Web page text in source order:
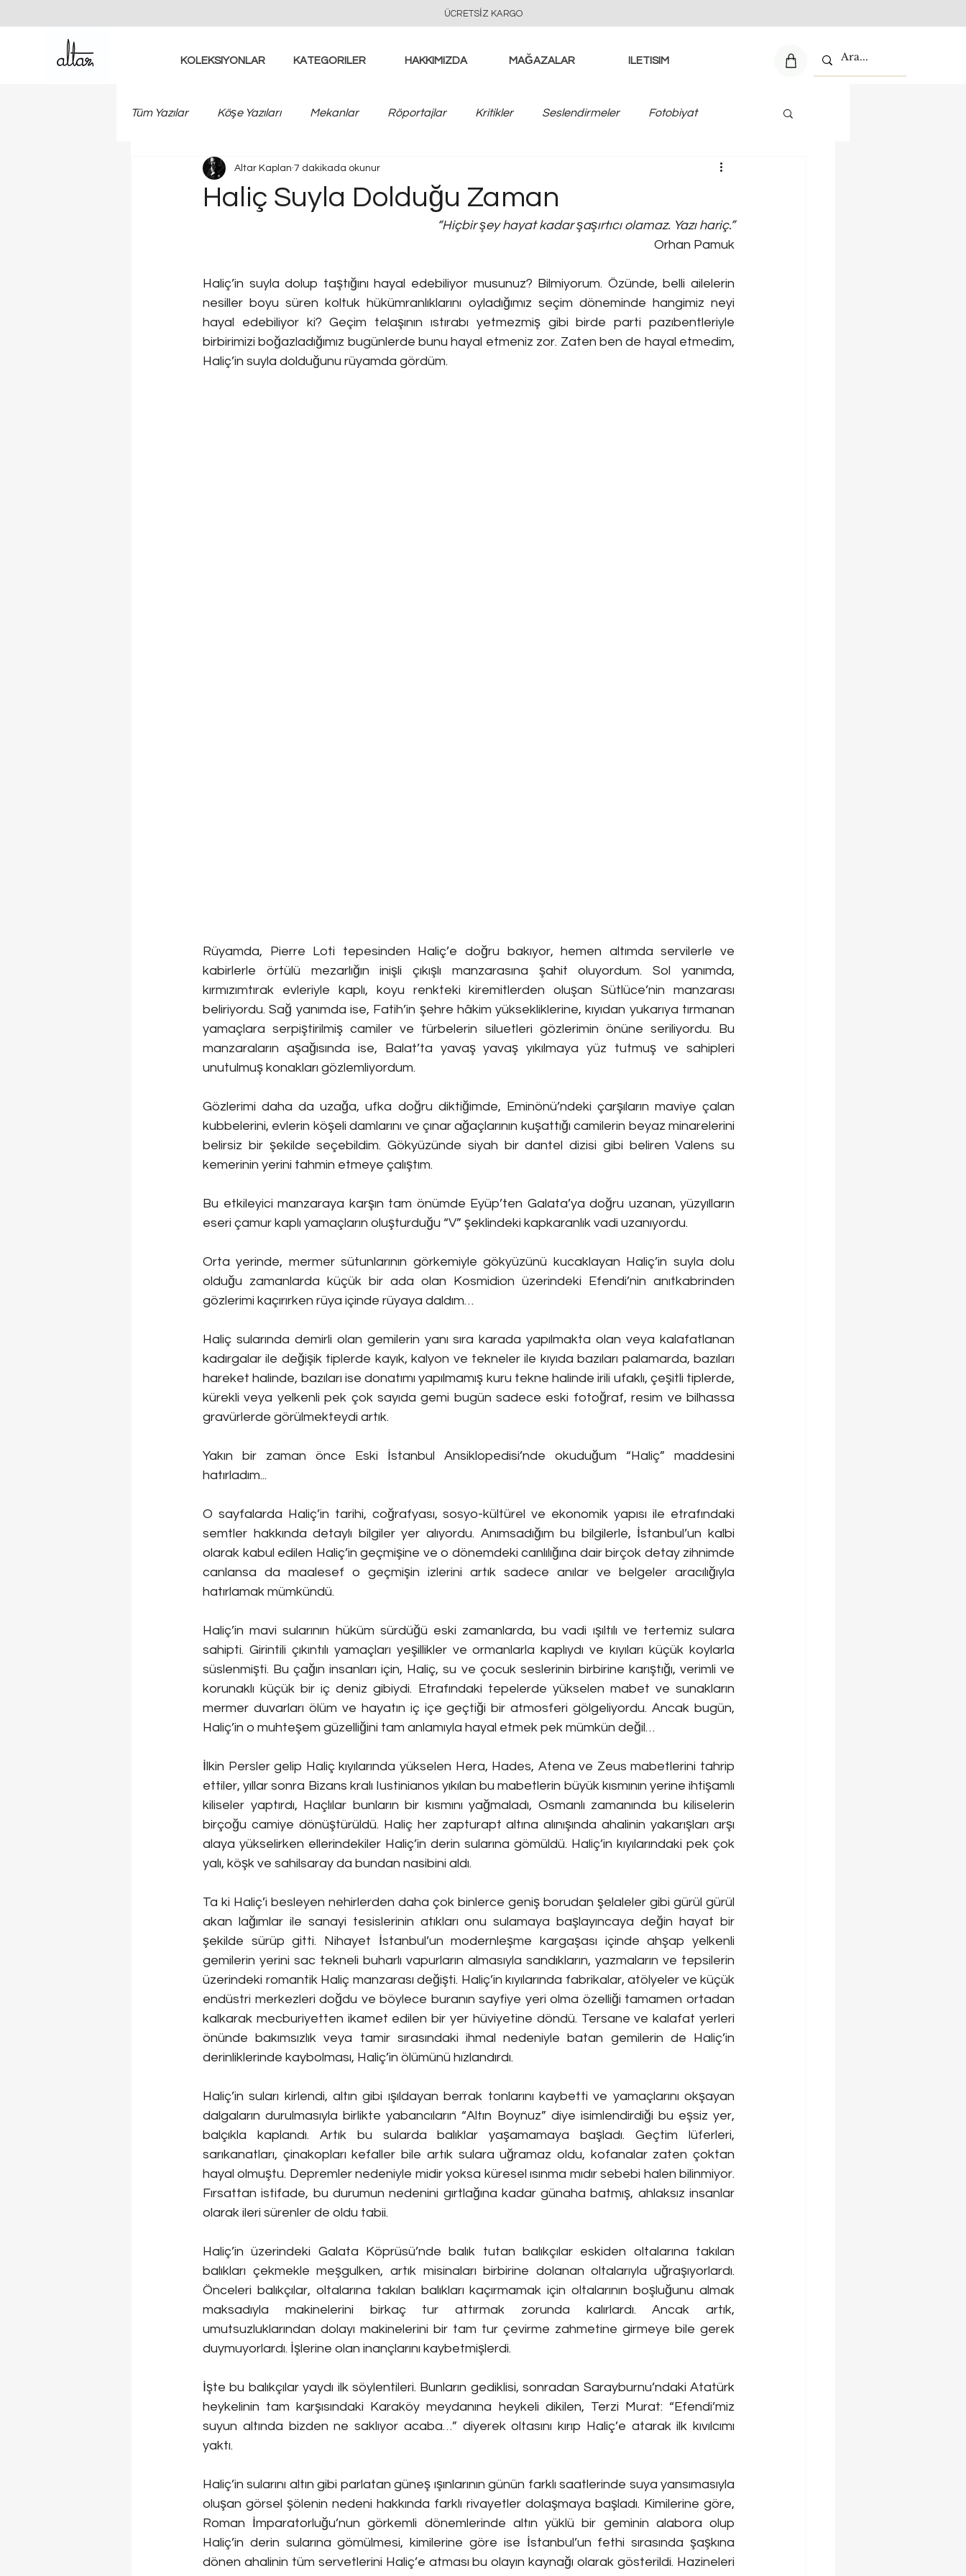
ÜCRETSİZ KARGO
KOLEKSIYONLAR KATEGORILER HAKKIMIZDA MAĞAZALAR ILETISIM
Tüm Yazılar Köşe Yazıları Mekanlar Röportajlar Kritikler Seslendirmeler Fotobiyat
Haliç Suyla Dolduğu Zaman
Altar Kaplan 7 dakikada okunur
“Hiçbir şey hayat kadar şaşırtıcı olamaz. Yazı hariç.”
Orhan Pamuk
Haliç’in suyla dolup taştığını hayal edebiliyor musunuz? Bilmiyorum. Özünde, belli ailelerin
nesiller boyu süren koltuk hükümranlıklarını oyladığımız seçim döneminde hangimiz neyi
hayal edebiliyor ki? Geçim telaşının ıstırabı yetmezmiş gibi birde parti pazıbentleriyle
birbirimizi boğazladığımız bugünlerde bunu hayal etmeniz zor. Zaten ben de hayal etmedim,
Haliç’in suyla dolduğunu rüyamda gördüm.
Rüyamda, Pierre Loti tepesinden Haliç’e doğru bakıyor, hemen altımda servilerle ve
kabirlerle örtülü mezarlığın inişli çıkışlı manzarasına şahit oluyordum. Sol yanımda,
kırmızımtırak evleriyle kaplı, koyu renkteki kiremitlerden oluşan Sütlüce’nin manzarası
beliriyordu. Sağ yanımda ise, Fatih’in şehre hâkim yüksekliklerine, kıyıdan yukarıya tırmanan
yamaçlara serpiştirilmiş camiler ve türbelerin siluetleri gözlerimin önüne seriliyordu. Bu
manzaraların aşağısında ise, Balat’ta yavaş yavaş yıkılmaya yüz tutmuş ve sahipleri
unutulmuş konakları gözlemliyordum.
Gözlerimi daha da uzağa, ufka doğru diktiğimde, Eminönü’ndeki çarşıların maviye çalan
kubbelerini, evlerin köşeli damlarını ve çınar ağaçlarının kuşattığı camilerin beyaz minarelerini
belirsiz bir şekilde seçebildim. Gökyüzünde siyah bir dantel dizisi gibi beliren Valens su
kemerinin yerini tahmin etmeye çalıştım.
Bu etkileyici manzaraya karşın tam önümde Eyüp’ten Galata’ya doğru uzanan, yüzyılların
eseri çamur kaplı yamaçların oluşturduğu “V” şeklindeki kapkaranlık vadi uzanıyordu.
Orta yerinde, mermer sütunlarının görkemiyle gökyüzünü kucaklayan Haliç’in suyla dolu
olduğu zamanlarda küçük bir ada olan Kosmidion üzerindeki Efendi’nin anıtkabrinden
gözlerimi kaçırırken rüya içinde rüyaya daldım…
Haliç sularında demirli olan gemilerin yanı sıra karada yapılmakta olan veya kalafatlanan
kadırgalar ile değişik tiplerde kayık, kalyon ve tekneler ile kıyıda bazıları palamarda, bazıları
hareket halinde, bazıları ise donatımı yapılmamış kuru tekne halinde irili ufaklı, çeşitli tiplerde,
kürekli veya yelkenli pek çok sayıda gemi bugün sadece eski fotoğraf, resim ve bilhassa
gravürlerde görülmekteydi artık.
Yakın bir zaman önce Eski İstanbul Ansiklopedisi’nde okuduğum “Haliç” maddesini
hatırladım...
O sayfalarda Haliç’in tarihi, coğrafyası, sosyo-kültürel ve ekonomik yapısı ile etrafındaki
semtler hakkında detaylı bilgiler yer alıyordu. Anımsadığım bu bilgilerle, İstanbul’un kalbi
olarak kabul edilen Haliç’in geçmişine ve o dönemdeki canlılığına dair birçok detay zihnimde
canlansa da maalesef o geçmişin izlerini artık sadece anılar ve belgeler aracılığıyla
hatırlamak mümkündü.
Haliç’in mavi sularının hüküm sürdüğü eski zamanlarda, bu vadi ışıltılı ve tertemiz sulara
sahipti. Girintili çıkıntılı yamaçları yeşillikler ve ormanlarla kaplıydı ve kıyıları küçük koylarla
süslenmişti. Bu çağın insanları için, Haliç, su ve çocuk seslerinin birbirine karıştığı, verimli ve
korunaklı küçük bir iç deniz gibiydi. Etrafındaki tepelerde yükselen mabet ve sunakların
mermer duvarları ölüm ve hayatın iç içe geçtiği bir atmosferi gölgeliyordu. Ancak bugün,
Haliç’in o muhteşem güzelliğini tam anlamıyla hayal etmek pek mümkün değil…
İlkin Persler gelip Haliç kıyılarında yükselen Hera, Hades, Atena ve Zeus mabetlerini tahrip
ettiler, yıllar sonra Bizans kralı Iustinianos yıkılan bu mabetlerin büyük kısmının yerine ihtişamlı
kiliseler yaptırdı, Haçlılar bunların bir kısmını yağmaladı, Osmanlı zamanında bu kiliselerin
birçoğu camiye dönüştürüldü. Haliç her zapturapt altına alınışında ahalinin yakarışları arşı
alaya yükselirken ellerindekiler Haliç’in derin sularına gömüldü. Haliç’in kıyılarındaki pek çok
yalı, köşk ve sahilsaray da bundan nasibini aldı.
Ta ki Haliç’i besleyen nehirlerden daha çok binlerce geniş borudan şelaleler gibi gürül gürül
akan lağımlar ile sanayi tesislerinin atıkları onu sulamaya başlayıncaya değin hayat bir
şekilde sürüp gitti. Nihayet İstanbul’un modernleşme kargaşası içinde ahşap yelkenli
gemilerin yerini sac tekneli buharlı vapurların almasıyla sandıkların, yazmaların ve tepsilerin
üzerindeki romantik Haliç manzarası değişti. Haliç’in kıyılarında fabrikalar, atölyeler ve küçük
endüstri merkezleri doğdu ve böylece buranın sayfiye yeri olma özelliği tamamen ortadan
kalkarak mecburiyetten ikamet edilen bir yer hüviyetine döndü. Tersane ve kalafat yerleri
önünde bakımsızlık veya tamir sırasındaki ihmal nedeniyle batan gemilerin de Haliç’in
derinliklerinde kaybolması, Haliç’in ölümünü hızlandırdı.
Haliç’in suları kirlendi, altın gibi ışıldayan berrak tonlarını kaybetti ve yamaçlarını okşayan
dalgaların durulmasıyla birlikte yabancıların “Altın Boynuz” diye isimlendirdiği bu eşsiz yer,
balçıkla kaplandı. Artık bu sularda balıklar yaşamamaya başladı. Geçtim lüferleri,
sarıkanatları, çinakopları kefaller bile artık sulara uğramaz oldu, kofanalar zaten çoktan
hayal olmuştu. Depremler nedeniyle midir yoksa küresel ısınma mıdır sebebi halen bilinmiyor.
Fırsattan istifade, bu durumun nedenini gırtlağına kadar günaha batmış, ahlaksız insanlar
olarak ileri sürenler de oldu tabii.
Haliç’in üzerindeki Galata Köprüsü’nde balık tutan balıkçılar eskiden oltalarına takılan
balıkları çekmekle meşgulken, artık misinaları birbirine dolanan oltalarıyla uğraşıyorlardı.
Önceleri balıkçılar, oltalarına takılan balıkları kaçırmamak için oltalarının boşluğunu almak
maksadıyla makinelerini birkaç tur attırmak zorunda kalırlardı. Ancak artık,
umutsuzluklarından dolayı makinelerini bir tam tur çevirme zahmetine girmeye bile gerek
duymuyorlardı. İşlerine olan inançlarını kaybetmişlerdi.
İşte bu balıkçılar yaydı ilk söylentileri. Bunların gediklisi, sonradan Sarayburnu’ndaki Atatürk
heykelinin tam karşısındaki Karaköy meydanına heykeli dikilen, Terzi Murat: “Efendi’miz
suyun altında bizden ne saklıyor acaba…” diyerek oltasını kırıp Haliç’e atarak ilk kıvılcımı
yaktı.
Haliç’in sularını altın gibi parlatan güneş ışınlarının günün farklı saatlerinde suya yansımasıyla
oluşan görsel şölenin nedeni hakkında farklı rivayetler dolaşmaya başladı. Kimilerine göre,
Roman İmparatorluğu’nun görkemli dönemlerinde altın yüklü bir geminin alabora olup
Haliç’in derin sularına gömülmesi, kimilerine göre ise İstanbul’un fethi sırasında şaşkına
dönen ahalinin tüm servetlerini Haliç’e atması bu olayın kaynağı olarak gösterildi. Hazineleri